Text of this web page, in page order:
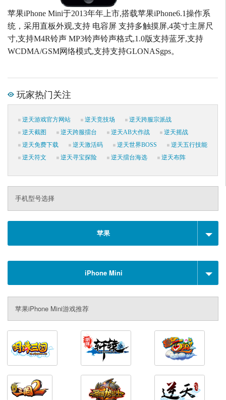
苹果iPhone Mini于2013年年上市,搭载苹果iPhone6.1操作系
统，采用直板外观,支持 电容屏 支持多触摸屏,4英寸主屏尺
寸,支持M4R铃声 MP3铃声铃声格式,1.0版支持蓝牙,支持
WCDMA/GSM网络模式,支持支持GLONASgps。
玩家热门关注
逆天游戏官方网站 逆天竞技场
逆天跨服宗派战
逆天截图
逆天跨服擂台 逆天AB大作战
逆天摇战
逆天免费下载
逆天激活码 逆天世界BOSS
逆天五行技能
逆天符文
逆天寻宝探险 逆天擂台海选 逆天布阵
手机型号选择
苹果
iPhone Mini
苹果iPhone Mini游戏推荐